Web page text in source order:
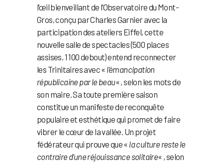
l’œil bienveillant de l’Observatoire du Mont-
Gros, conçu par Charles Garnier avec la
participation des ateliers Eiffel, cette
nouvelle salle de spectacles (500 places
assises, 1 100 debout) entend reconnecter
les Trinitaires avec « l’émancipation
républicaine par le beau« , selon les mots de
son maire. Sa toute première saison
constitue un manifeste de reconquête
populaire et esthétique qui promet de faire
vibrer le cœur de la vallée. Un projet
fédérateur qui prouve que « la culture reste le
contraire d’une réjouissance solitaire« , selon